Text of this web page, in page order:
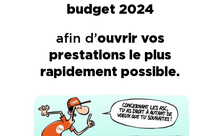
budget 2024
afin d’ouvrir vos
prestations le plus
rapidement possible.